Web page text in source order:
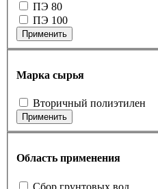
ПЭ 80
ПЭ 100
Применить
Марка сырья
Вторичный полиэтилен
Применить
Область применения
Cбор грунтовых вод